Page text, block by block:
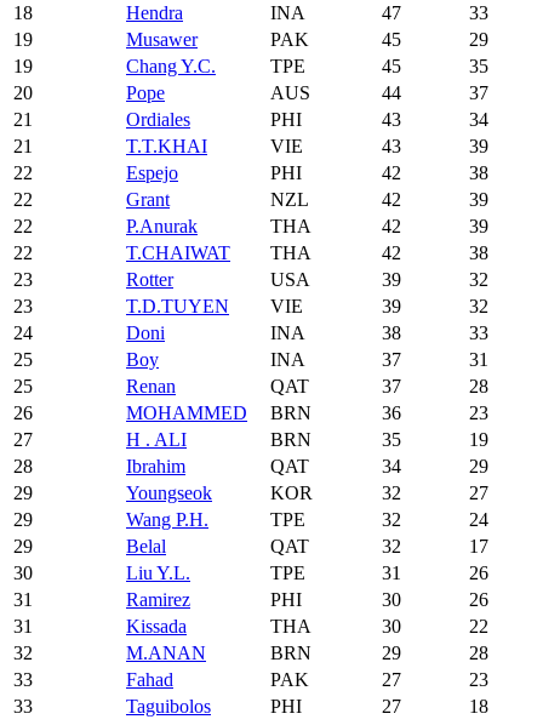
18
Hendra INA 47
33
19
Musawer PAK 45
29
19
Chang Y.C. TPE 45
35
20
Pope AUS 44
37
21
Ordiales PHI 43
34
21
T.T.KHAI VIE 43
39
22
Espejo PHI 42
38
22
Grant NZL 42
39
22
P.Anurak THA 42
39
22
T.CHAIWAT THA 42
38
23
Rotter USA 39
32
23
T.D.TUYEN VIE 39
32
24
Doni INA 38
33
25
Boy INA 37
31
25
Renan QAT 37
28
26
MOHAMMED BRN 36
23
27
H . ALI BRN 35
19
28
Ibrahim QAT 34
29
29
Youngseok KOR 32
27
29
Wang P.H. TPE 32
24
29
Belal QAT 32
17
30
Liu Y.L. TPE 31
26
31
Ramirez PHI 30
26
31
Kissada THA 30
22
32
M.ANAN BRN 29
28
33
Fahad PAK 27
23
33
Taguibolos PHI 27
18